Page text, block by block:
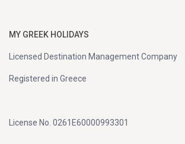
MY GREEK HOLIDAYS
Licensed Destination Management Company
Registered in Greece
License No. 0261E60000993301